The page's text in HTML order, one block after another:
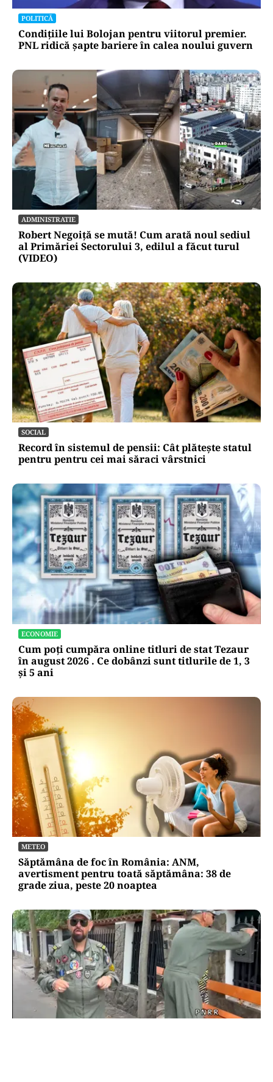
POLITICĂ
Condițiile lui Bolojan pentru viitorul premier.
PNL ridică șapte bariere în calea noului guvern
ADMINISTRATIE
Robert Negoiță se mută! Cum arată noul sediul
al Primăriei Sectorului 3, edilul a făcut turul
(VIDEO)
SOCIAL
Record în sistemul de pensii: Cât plătește statul
pentru pentru cei mai săraci vârstnici
ECONOMIE
Cum poți cumpăra online titluri de stat Tezaur
în august 2026 . Ce dobânzi sunt titlurile de 1, 3
și 5 ani
METEO
Săptămâna de foc în România: ANM,
avertisment pentru toată săptămâna: 38 de
grade ziua, peste 20 noaptea